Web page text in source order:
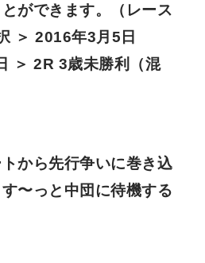
ができます。（レース
＞ 2016年3月5日
＞ 2R 3歳未勝利（混
から先行争いに巻き込
〜っと中団に待機する